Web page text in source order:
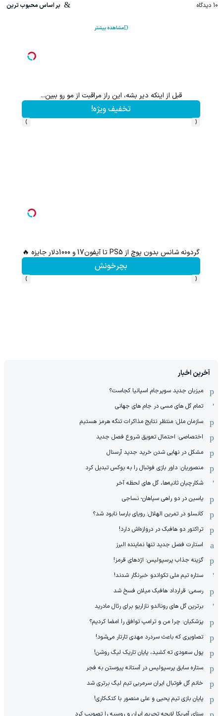
10 دیدگاه بر اساس محبوب ترین
مشاهده بیشتر
قبل از اینکه دیر بشه، این راز مراقبت از مو رو ببین...
تخفیف ویژه!
‹
›
گردونه شانس بدون پوچ از PS5 تا آیفون17 و 1000دلار جایزه 🔥
بچرخونش
‹
›
آخرین اخبار
میزبان جدید سوپرجام اسپانیا کجاست؟
تمام گل های مسی در جام های جهانی
سازمان ملل: منتظر نتایج مذاکرات تنگه هرمز هستیم
اختصاصی: احتمال تعویق شروع فصل جدید
مشکل در نهایی شدن خرید جدید آرسنال
منصوریان: داور بازی فوتبال را به بوکس تبدیل کرد
شکارچیان ثانیه‌ها، گل های لحظه آخر
یاسین در دو راهی سپاهان- نساجی
کانسلو در تمرین الهلال: رویای بارسا نابود شد؟
تراکتور دو هافبک در دروازه‌اش دارد!
استارت فصل جدید تنها نماینده البرز
گزینه جذاب پرسپولیس: اژدهای قرمز!
ستاره تیم ملی تکواندو خبرنگار شدند!
رسمی: قرارداد هافبک میلان فسخ شد
برترین گل های رونالدو نازاریو برای رئال مادرید
پزشکیان: چرا من و ترامپ توافق را امضا کردیم؟
تصاویری که باعث سردرد مهدی تارتار می‌شود!
پول سعودی ته کشید، پایان تاریک لیگ روشن!
ستاره سابق پرسپولیس در آستانه پیوستن به فجر
خانم گل فوتبال ایران سرمربی تیم لیگ برتری شد
پایان بازی تیم یحیی و علی منصور با کتک‌کاری!
سنای آمریکا لایحه تحریم ایران و روسیه را تصویب کرد